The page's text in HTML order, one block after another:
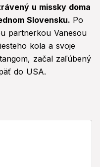
u missky doma
Slovensku. Po
partnerkou Vanesou
kola a svoje
začal zaľúbený
do USA.